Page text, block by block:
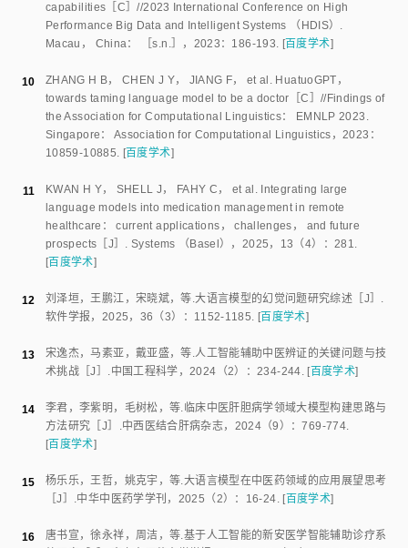
capabilities ［C］//2023 International Conference on High
Performance Big Data and Intelligent Systems （HDIS） .
Macau， China： ［s.n.］ ， 2023 ： 186-193. [百度学术]
10 ZHANG H B， CHEN J Y， JIANG F， et al . HuatuoGPT，
towards taming language model to be a doctor ［C］//Findings of
the Association for Computational Linguistics： EMNLP 2023 .
Singapore ： Association for Computational Linguistics ，2023 ：
10859-10885. [百度学术]
11 KWAN H Y， SHELL J ， FAHY C ， et al . Integrating large
language models into medication management in remote
healthcare： current applications， challenges， and future
prospects ［J］.Systems （Basel） ， 2025 ， 13 （4）： 281.
[百度学术]
12 刘泽垣 ，王鹏江 ， 宋晓斌，等.大语言模型的幻觉问题研究综述 ［J］.
软件学报 ， 2025 ， 36 （3）： 1152-1185. [百度学术]
13 宋逸杰，马素亚 ， 戴亚盛，等.人工智能辅助中医辨证的关键问题与技
术挑战 ［J］.中国工程科学 ，2024 （2）：234-244. [百度学术]
14 李君 ，李紫明 ， 毛树松 ，等.临床中医肝胆病学领域大模型构建思路与
方法研究 ［J］.中西医结合肝病杂志， 2024（9 ）：769-774.
[百度学术]
15 杨乐乐，王哲， 姚克宇 ，等.大语言模型在中医药领域的应用展望思考
［J］.中华中医药学学刊 ， 2025 （2）： 16-24. [百度学术]
16 唐书宣 ，徐永祥 ， 周洁 ，等.基于人工智能的新安医学智能辅助诊疗系